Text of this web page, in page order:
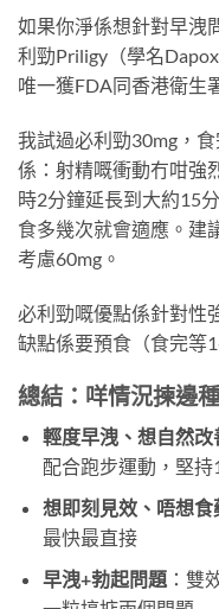
如果你淨係想針對早洩
利勁Priligy（學名
唯一獲FDA同香港衛生
我試過必利勁30mg，
係：射精嘅衝動冇咁強
時2分鐘延長到大約15
食多幾次就會適應。建
考慮60mg。
必利勁嘅優點係針對性
缺點係要預食（食完等
總結：咩情況揀邊
輕度早洩、想自然改
配合跑步運動，堅
想即刻見效、唔想食
最快最直接
早洩+勃起問題：雙